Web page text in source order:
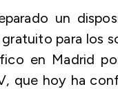
un
para los
en Madrid
que hoy ha